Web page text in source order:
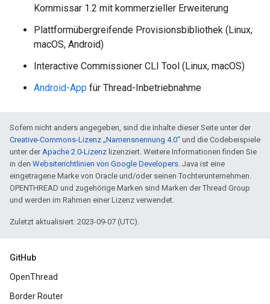
Kommissar 1.2 mit kommerzieller Erweiterung
Plattformübergreifende Provisionsbibliothek (Linux,
macOS, Android)
Interactive Commissioner CLI Tool (Linux, macOS)
Android-App für Thread-Inbetriebnahme
Sofern nicht anders angegeben, sind die Inhalte dieser Seite unter der
Creative-Commons-Lizenz „Namensnennung 4.0“ und die Codebeispiele
unter der Apache 2.0-Lizenz lizenziert. Weitere Informationen finden Sie
in den Websiterichtlinien von Google Developers . Java ist eine
eingetragene Marke von Oracle und/oder seinen Tochterunternehmen.
OPENTHREAD und zugehörige Marken sind Marken der Thread Group
und werden im Rahmen einer Lizenz verwendet.
Zuletzt aktualisiert: 2023-09-07 (UTC).
GitHub
OpenThread
Border Router